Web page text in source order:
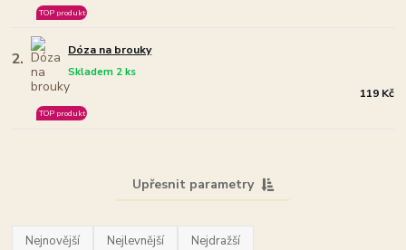
TOP produkt
2. Dóza na brouky
Skladem 2 ks
TOP produkt
119 Kč
Upřesnit parametry
Nejnovější Nejlevnější Nejdražší